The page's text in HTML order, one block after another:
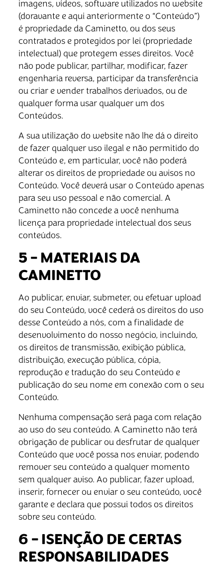
imagens, vídeos, software utilizados no website
(doravante e aqui anteriormente o “Conteúdo”)
é propriedade da Caminetto, ou dos seus
contratados e protegidos por lei (propriedade
intelectual) que protegem esses direitos. Você
não pode publicar, partilhar, modificar, fazer
engenharia reversa, participar da transferência
ou criar e vender trabalhos derivados, ou de
qualquer forma usar qualquer um dos
Conteúdos.
A sua utilização do website não lhe dá o direito
de fazer qualquer uso ilegal e não permitido do
Conteúdo e, em particular, você não poderá
alterar os direitos de propriedade ou avisos no
Conteúdo. Você deverá usar o Conteúdo apenas
para seu uso pessoal e não comercial. A
Caminetto não concede a você nenhuma
licença para propriedade intelectual dos seus
conteúdos.
5 – MATERIAIS DA
CAMINETTO
Ao publicar, enviar, submeter, ou efetuar upload
do seu Conteúdo, você cederá os direitos do uso
desse Conteúdo a nós, com a finalidade de
desenvolvimento do nosso negócio, incluindo,
os direitos de transmissão, exibição pública,
distribuição, execução pública, cópia,
reprodução e tradução do seu Conteúdo e
publicação do seu nome em conexão com o seu
Conteúdo.
Nenhuma compensação será paga com relação
ao uso do seu conteúdo. A Caminetto não terá
obrigação de publicar ou desfrutar de qualquer
Conteúdo que você possa nos enviar, podendo
remover seu conteúdo a qualquer momento
sem qualquer aviso. Ao publicar, fazer upload,
inserir, fornecer ou enviar o seu conteúdo, você
garante e declara que possui todos os direitos
sobre seu conteúdo.
6 – ISENÇÃO DE CERTAS
RESPONSABILIDADES